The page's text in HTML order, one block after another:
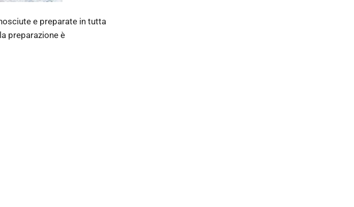
e preparate in tutta
preparazione è